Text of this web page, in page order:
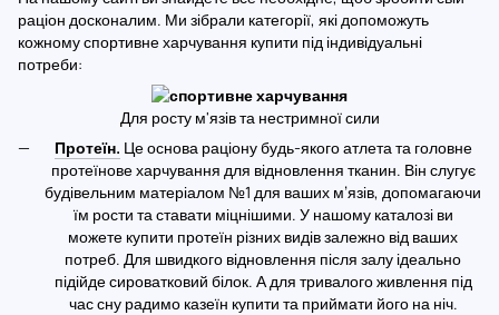
раціон досконалим. Ми зібрали категорії, які допоможуть
кожному спортивне харчування купити під індивідуальні
потреби:
Для росту м'язів та нестримної сили
Протеїн. Це основа раціону будь-якого атлета та головне
протеїнове харчування для відновлення тканин. Він слугує
будівельним матеріалом №1 для ваших м’язів, допомагаючи
їм рости та ставати міцнішими. У нашому каталозі ви
можете купити протеїн різних видів залежно від ваших
потреб. Для швидкого відновлення після залу ідеально
підійде сироватковий білок. А для тривалого живлення під
час сну радимо казеїн купити та приймати його на ніч.